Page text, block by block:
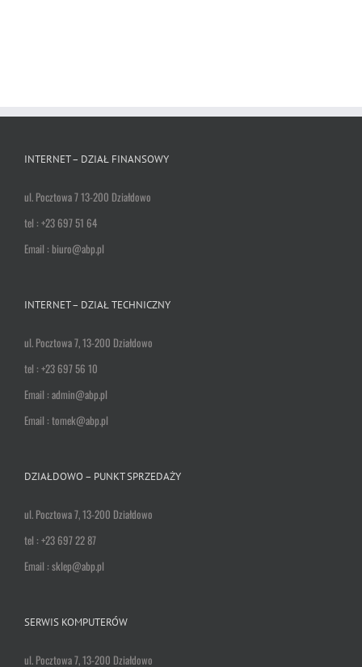
INTERNET – DZIAŁ FINANSOWY
ul. Pocztowa 7 13-200 Działdowo
tel : +23 697 51 64
Email : biuro@abp.pl
INTERNET – DZIAŁ TECHNICZNY
ul. Pocztowa 7, 13-200 Działdowo
tel : +23 697 56 10
Email : admin@abp.pl
Email : tomek@abp.pl
DZIAŁDOWO – PUNKT SPRZEDAŻY
ul. Pocztowa 7, 13-200 Działdowo
tel : +23 697 22 87
Email : sklep@abp.pl
SERWIS KOMPUTERÓW
ul. Pocztowa 7, 13-200 Działdowo